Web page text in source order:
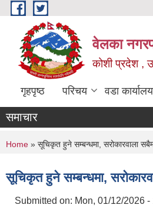
Skip to main content
वेलका
कोशी प्रदेश ,
गृहपृष्ठ परिचय वडा
समाचार
You are here
Home » सूचिकृत हुने सम्बन्धमा, सरोकारवाला
सूचिकृत हुने सम्बन्धमा,
Submitted on: Mon, 01/12/2026 -